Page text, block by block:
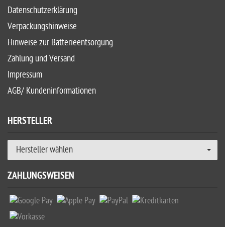
Datenschutzerklärung
Verpackungshinweise
Hinweise zur Batterieentsorgung
Zahlung und Versand
Impressum
AGB/ Kundeninformationen
HERSTELLER
Hersteller wählen
ZAHLUNGSWEISEN